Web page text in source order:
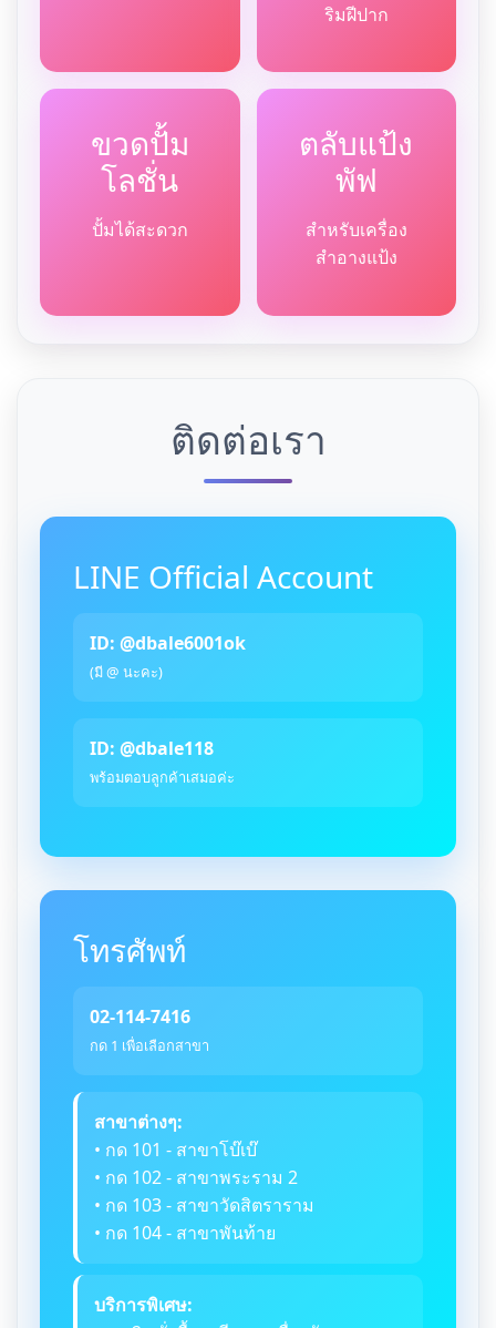
ริมฝีปาก
ขวดปั้ม
โลชั่น
ปั้มได้สะดวก
ตลับแป้ง
พัฟ
สำหรับเครื่อง
สำอางแป้ง
ติดต่อเรา
LINE Official Account
ID: @dbale6001ok
(มี @ นะคะ)
ID: @dbale118
พร้อมตอบลูกค้าเสมอค่ะ
โทรศัพท์
02-114-7416
กด 1 เพื่อเลือกสาขา
สาขาต่างๆ:
• กด 101 - สาขาโบ๊เบ๊
• กด 102 - สาขาพระราม 2
• กด 103 - สาขาวัดสิตราราม
• กด 104 - สาขาพันท้าย
บริการพิเศษ: